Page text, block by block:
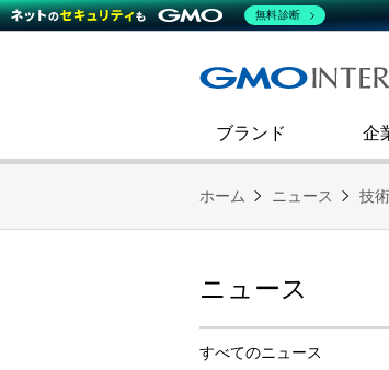
ブランド
企
会社概要
技術ブログ
インターネットセキ
コミュニケーショ
ダイバーシティ＆
熊谷正寿が語るグ
財務・業績
第二新卒採用
ホーム ニュース 技
ニュース
すべてのニュース
無料診断